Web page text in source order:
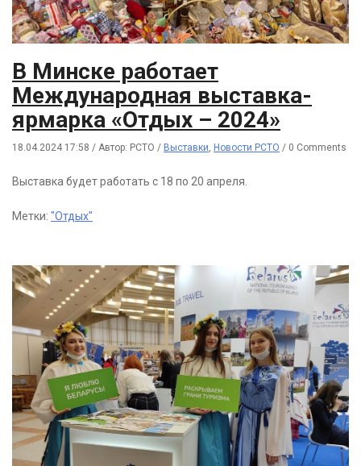
В Минске работает
Международная выставка-
ярмарка «Отдых – 2024»
18.04.2024 17:58 / Автор: РСТО / Выставки, Новости РСТО / 0 Comments
Выставка будет работать с 18 по 20 апреля.
Метки: "Отдых"